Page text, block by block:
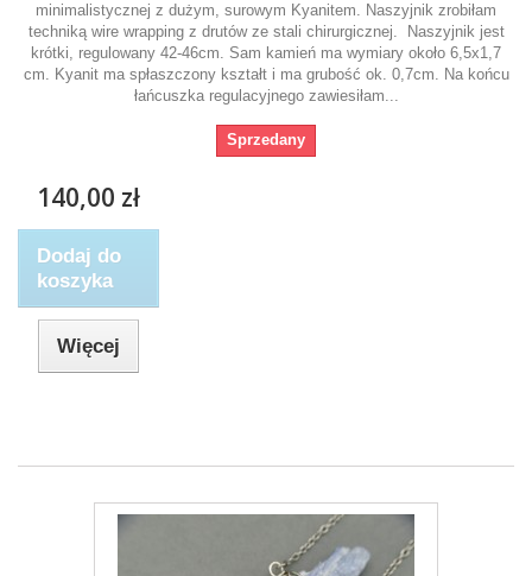
minimalistycznej z dużym, surowym Kyanitem. Naszyjnik zrobiłam
techniką wire wrapping z drutów ze stali chirurgicznej. Naszyjnik jest
krótki, regulowany 42-46cm. Sam kamień ma wymiary około 6,5x1,7
cm. Kyanit ma spłaszczony kształt i ma grubość ok. 0,7cm. Na końcu
łańcuszka regulacyjnego zawiesiłam...
Sprzedany
140,00 zł
Dodaj do
koszyka
Więcej